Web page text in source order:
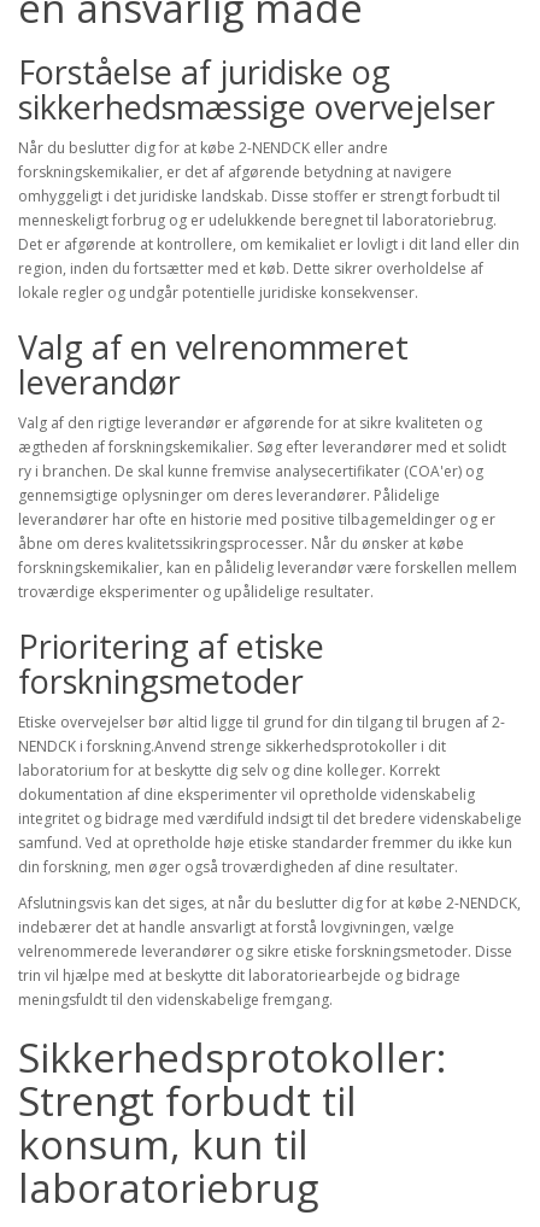
Forståelse af juridiske og
sikkerhedsmæssige overvejelser
Når du beslutter dig for at købe 2-NENDCK eller andre
forskningskemikalier, er det af afgørende betydning at navigere
omhyggeligt i det juridiske landskab. Disse stoffer er strengt forbudt til
menneskeligt forbrug og er udelukkende beregnet til laboratoriebrug.
Det er afgørende at kontrollere, om kemikaliet er lovligt i dit land eller din
region, inden du fortsætter med et køb. Dette sikrer overholdelse af
lokale regler og undgår potentielle juridiske konsekvenser.
Valg af en velrenommeret
leverandør
Valg af den rigtige leverandør er afgørende for at sikre kvaliteten og
ægtheden af forskningskemikalier. Søg efter leverandører med et solidt
ry i branchen. De skal kunne fremvise analysecertifikater (COA'er) og
gennemsigtige oplysninger om deres leverandører. Pålidelige
leverandører har ofte en historie med positive tilbagemeldinger og er
åbne om deres kvalitetssikringsprocesser. Når du ønsker at købe
forskningskemikalier, kan en pålidelig leverandør være forskellen mellem
troværdige eksperimenter og upålidelige resultater.
Prioritering af etiske
forskningsmetoder
Etiske overvejelser bør altid ligge til grund for din tilgang til brugen af 2-
NENDCK i forskning.Anvend strenge sikkerhedsprotokoller i dit
laboratorium for at beskytte dig selv og dine kolleger. Korrekt
dokumentation af dine eksperimenter vil opretholde videnskabelig
integritet og bidrage med værdifuld indsigt til det bredere videnskabelige
samfund. Ved at opretholde høje etiske standarder fremmer du ikke kun
din forskning, men øger også troværdigheden af dine resultater.
Afslutningsvis kan det siges, at når du beslutter dig for at købe 2-NENDCK,
indebærer det at handle ansvarligt at forstå lovgivningen, vælge
velrenommerede leverandører og sikre etiske forskningsmetoder. Disse
trin vil hjælpe med at beskytte dit laboratoriearbejde og bidrage
meningsfuldt til den videnskabelige fremgang.
Sikkerhedsprotokoller:
Strengt forbudt til
konsum, kun til
laboratoriebrug